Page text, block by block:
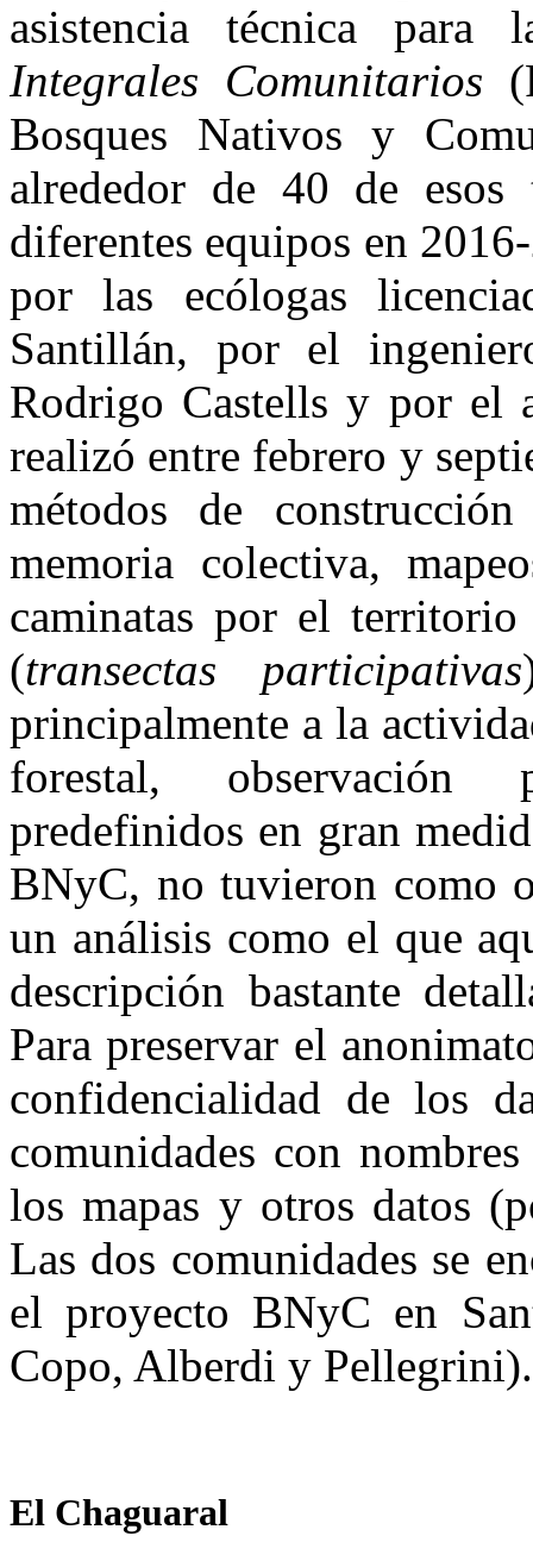
asistencia técnica
Integrales Comunitarios
Bosques Nativos y
alrededor de 40 de esos
diferentes equipos en
por las ecólogas
Santillán, por el
Rodrigo Castells y por el
realizó entre febrero y
métodos de
memoria colectiva,
caminatas por el
(transectas participativas
principalmente a la
forestal, observación
predefinidos en gran
BNyC, no tuvieron como
un análisis como el que
descripción bastante
Para preservar el
confidencialidad de los
comunidades con
los mapas y otros datos
Las dos comunidades se
el proyecto BNyC en
Copo, Alberdi y Pellegrini).
El Chaguaral